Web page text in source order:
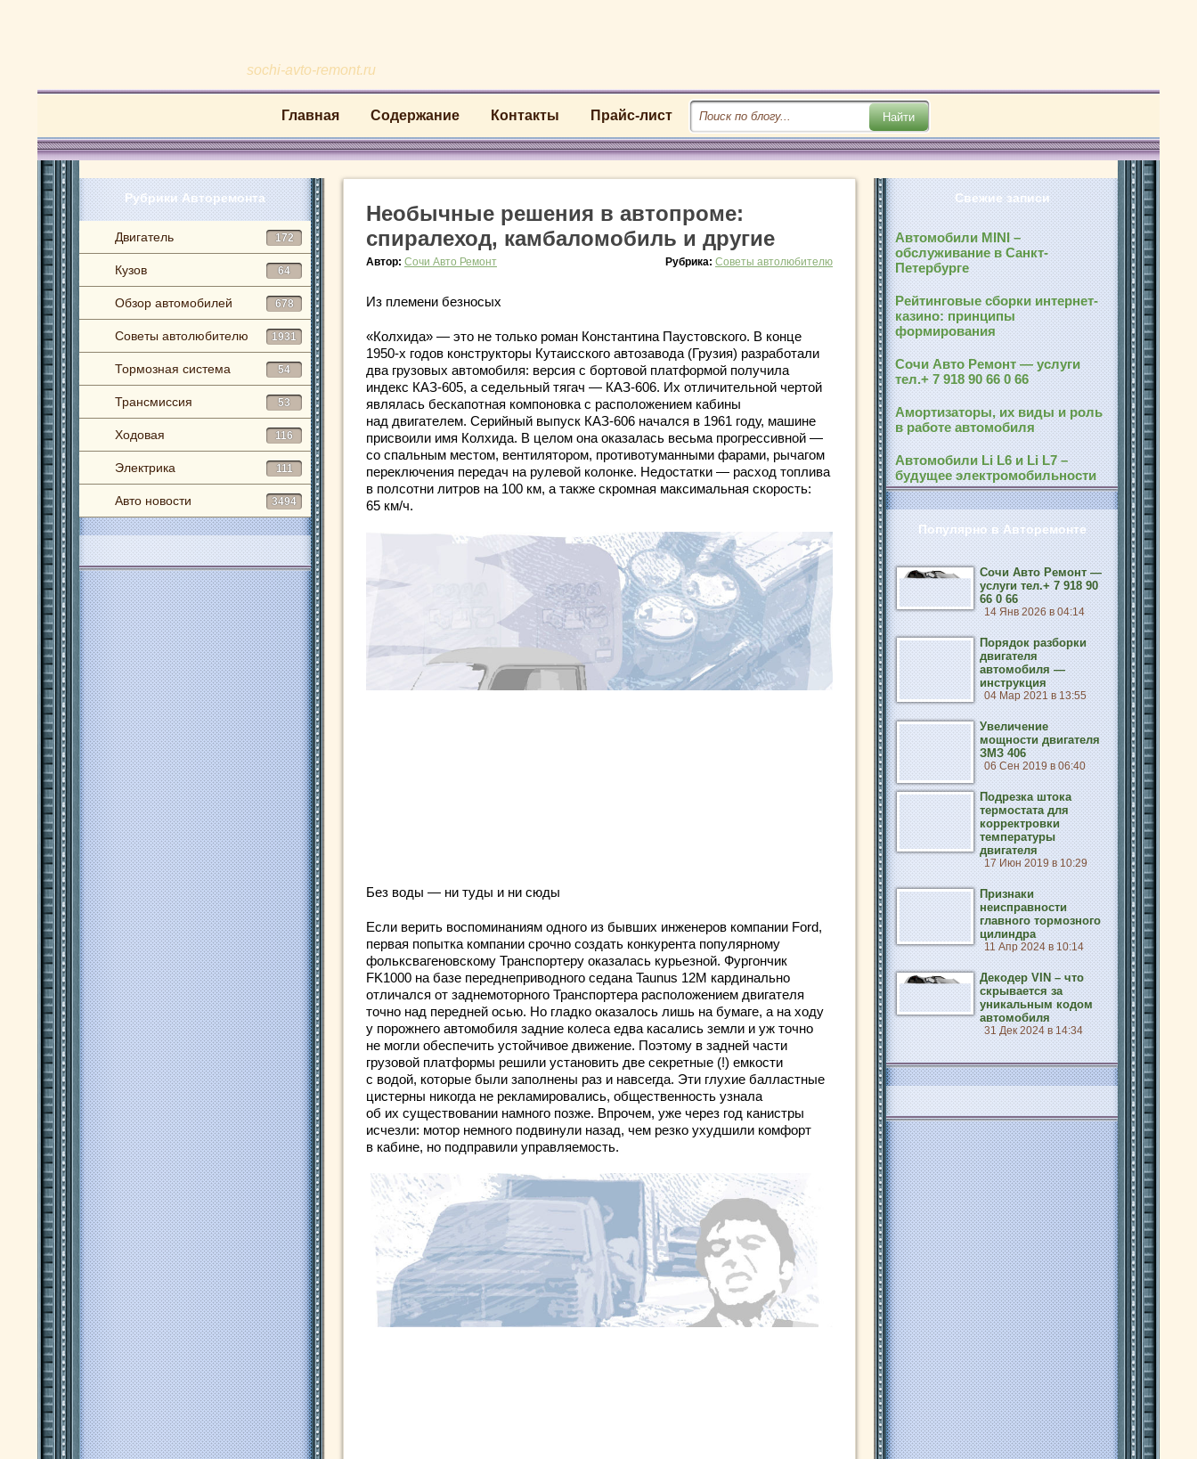
sochi-avto-remont.ru
Главная Содержание Контакты Прайс-лист
Рубрики Авторемонта
Двигатель 172
Кузов 64
Обзор автомобилей 678
Советы автолюбителю 1931
Тормозная система 54
Трансмиссия 53
Ходовая 116
Электрика 111
Авто новости 3494
Необычные решения в автопроме:
спиралеход, камбаломобиль и другие
Автор: Сочи Авто Ремонт Рубрика: Советы автолюбителю
Из племени безносых
«Колхида» — это не только роман Константина Паустовского. В конце
1950‑х годов конструкторы Кутаисского автозавода (Грузия) разработали
два грузовых автомобиля: версия с бортовой платформой получила
индекс КАЗ‑605, а седельный тягач — КАЗ‑606. Их отличительной чертой
являлась бескапотная компоновка с расположением кабины
над двигателем. Серийный выпуск КАЗ‑606 начался в 1961 году, машине
присвоили имя Колхида. В целом она оказалась весьма прогрессивной —
со спальным местом, вентилятором, противотуманными фарами, рычагом
переключения передач на рулевой колонке. Недостатки — расход топлива
в полсотни литров на 100 км, а также скромная максимальная скорость:
65 км/ч.
Без воды — ни туды и ни сюды
Если верить воспоминаниям одного из бывших инженеров компании Ford,
первая попытка компании срочно создать конкурента популярному
фольксвагеновскому Транспортеру оказалась курьезной. Фургончик
FK1000 на базе переднеприводного седана Taunus 12М кардинально
отличался от заднемоторного Транспортера расположением двигателя
точно над передней осью. Но гладко оказалось лишь на бумаге, а на ходу
у порожнего автомобиля задние колеса едва касались земли и уж точно
не могли обеспечить устойчивое движение. Поэтому в задней части
грузовой платформы решили установить две секретные (!) емкости
с водой, которые были заполнены раз и навсегда. Эти глухие балластные
цистерны никогда не рекламировались, общественность узнала
об их существовании намного позже. Впрочем, уже через год канистры
исчезли: мотор немного подвинули назад, чем резко ухудшили комфорт
в кабине, но подправили управляемость.
Свежие записи
Автомобили MINI –
обслуживание в Санкт-
Петербурге
Рейтинговые сборки интернет-
казино: принципы
формирования
Сочи Авто Ремонт — услуги
тел.+ 7 918 90 66 0 66
Амортизаторы, их виды и роль
в работе автомобиля
Автомобили Li L6 и Li L7 –
будущее электромобильности
Популярно в Авторемонте
Сочи Авто Ремонт —
услуги тел.+ 7 918 90
66 0 66
14 Янв 2026 в 04:14
Порядок разборки
двигателя
автомобиля —
инструкция
04 Мар 2021 в 13:55
Увеличение
мощности двигателя
ЗМЗ 406
06 Сен 2019 в 06:40
Подрезка штока
термостата для
корректровки
температуры
двигателя
17 Июн 2019 в 10:29
Признаки
неисправности
главного тормозного
цилиндра
11 Апр 2024 в 10:14
Декодер VIN – что
скрывается за
уникальным кодом
автомобиля
31 Дек 2024 в 14:34